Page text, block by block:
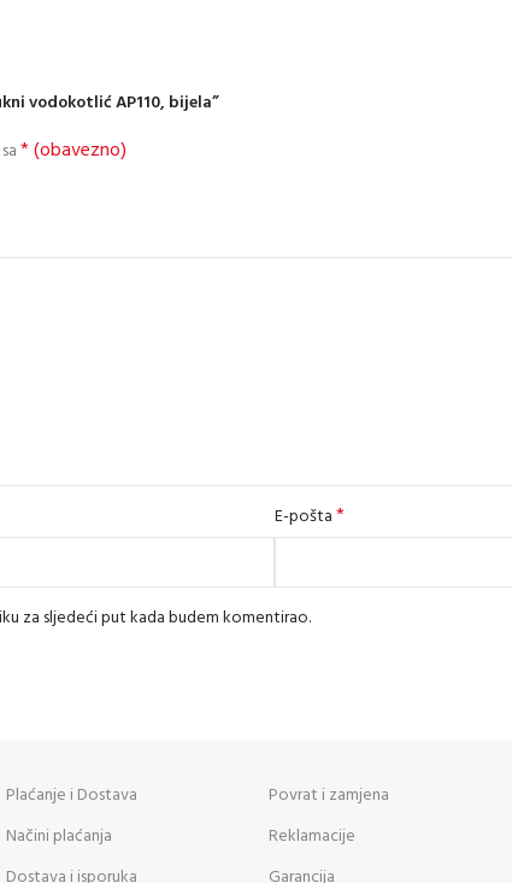
vodokotlić AP110, bijela”
* (obavezno)
E-pošta*
za sljedeći put kada budem komentirao.
Plaćanje i Dostava
Načini plaćanja
Dostava i isporuka
Povrat i zamjena
Reklamacije
Garancija